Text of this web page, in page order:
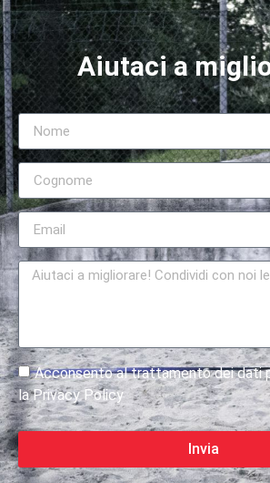
Aiutaci a
Acconsento al trattamento dei dati
la Privacy Policy
Invia